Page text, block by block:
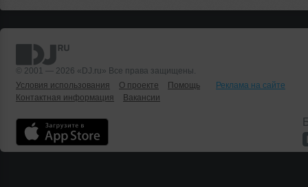
© 2001 — 2026 «DJ.ru» Все права защищены.
Условия использования
О проекте Помощь
Реклама на сайте
Контактная информация
Вакансии